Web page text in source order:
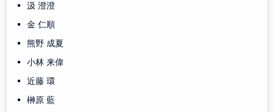
汲 澄澄
金 仁順
熊野 成夏
小林 来偉
近藤 環
榊原 藍